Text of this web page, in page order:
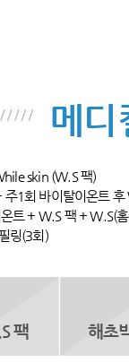
메디
skin (W.S 팩)
1회 바이탈이온트 후
트 + W.S 팩 + W.S(
링(3회)
팩 해초